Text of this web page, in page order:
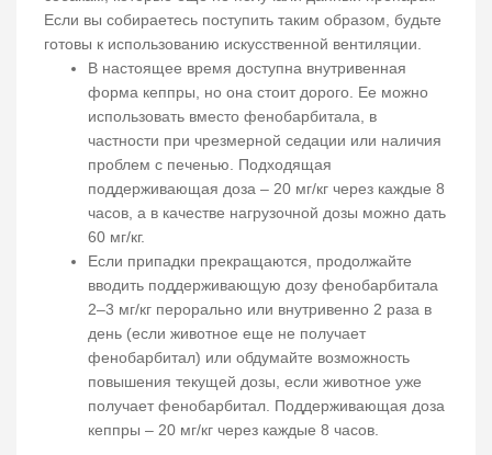
Если вы собираетесь поступить таким образом, будьте
готовы к использованию искусственной вентиляции.
В настоящее время доступна внутривенная
форма кеппры, но она стоит дорого. Ее можно
использовать вместо фенобарбитала, в
частности при чрезмерной седации или наличия
проблем с печенью. Подходящая
поддерживающая доза – 20 мг/кг через каждые 8
часов, а в качестве нагрузочной дозы можно дать
60 мг/кг.
Если припадки прекращаются, продолжайте
вводить поддерживающую дозу фенобарбитала
2–3 мг/кг перорально или внутривенно 2 раза в
день (если животное еще не получает
фенобарбитал) или обдумайте возможность
повышения текущей дозы, если животное уже
получает фенобарбитал. Поддерживающая доза
кеппры – 20 мг/кг через каждые 8 часов.